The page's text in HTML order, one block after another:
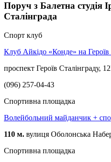
Поруч з Балетна студія
Сталінграда
Спорт клуб
Клуб Айкідо «Конде» на Героїв
проспект Героїв Сталінграду,
(096) 257-04-43
Спортивна площадка
Волейбольний майданчик +
110 м. вулиця Оболонська
Спортивна площадка